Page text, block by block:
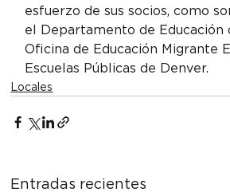
esfuerzo de sus socios, como
el Departamento de Educación
Oficina de Educación Migrante
Escuelas Públicas de Denver.
Locales
Entradas recientes